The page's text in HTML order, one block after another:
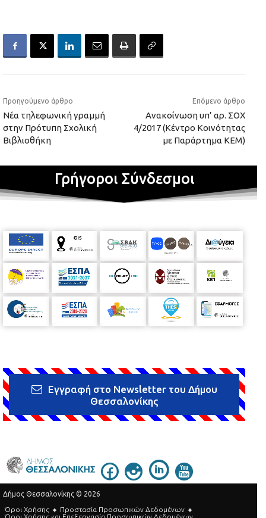
Προηγούμενο άρθρο
Νέα τηλεφωνική γραμμή
στην Πρότυπη Σχολική
Βιβλιοθήκη
Επόμενο άρθρο
Ανακοίνωση υπ’ αρ. ΣΟΧ
4/2017 (Κέντρο Κοινότητας
με Παράρτημα ΚΕΜ)
Γρήγοροι Σύνδεσμοι
Εγγραφή στο Newsletter του Δήμου
Θεσσαλονίκης
Δήμος Θεσσαλονίκης © 2026
Όροι Χρήσης
Προστασία Προσωπικών Δεδομένων